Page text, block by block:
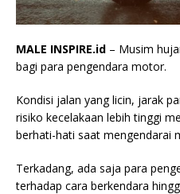
MALE INSPIRE.id – Musim
bagi para pengendara motor.
Kondisi jalan yang licin, jarak
risiko kecelakaan lebih tinggi
berhati-hati saat mengendarai
Terkadang, ada saja para
terhadap cara berkendara